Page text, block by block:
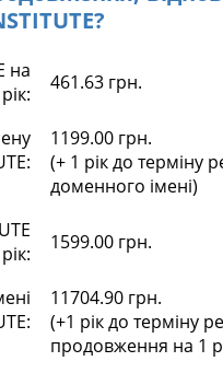
на
461.63 грн.
1199.00 грн.
(+ 1 рік до терміну
доменного імені)
1599.00 грн.
11704.90 грн.
(+1 рік до терміну
продовження на 1